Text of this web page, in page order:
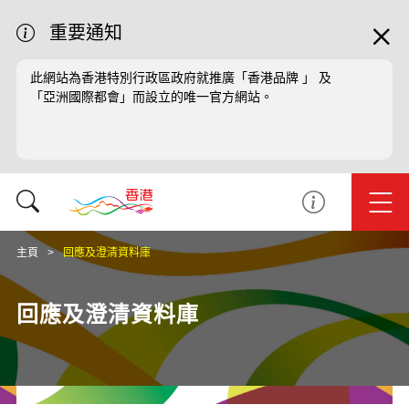
重要通知
此網站為香港特別行政區政府就推廣「香港品牌 」 及
「亞洲國際都會」而設立的唯一官方網站。
主頁 回應及澄清資料庫
回應及澄清資料庫